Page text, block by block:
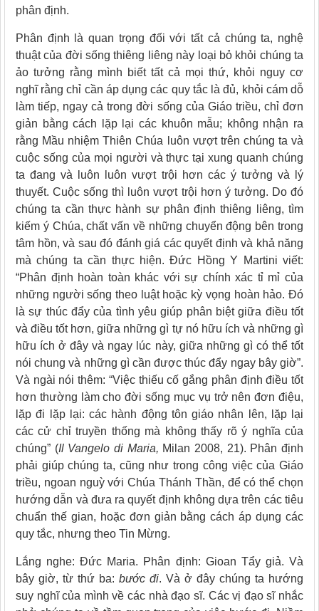
phân định.
Phân định là quan trọng đối với tất cả chúng ta, nghệ
thuật của đời sống thiêng liêng này loại bỏ khỏi chúng ta
ảo tưởng rằng mình biết tất cả mọi thứ, khỏi nguy cơ
nghĩ rằng chỉ cần áp dụng các quy tắc là đủ, khỏi cám dỗ
làm tiếp, ngay cả trong đời sống của Giáo triều, chỉ đơn
giản bằng cách lặp lại các khuôn mẫu; không nhận ra
rằng Mầu nhiệm Thiên Chúa luôn vượt trên chúng ta và
cuộc sống của mọi người và thực tại xung quanh chúng
ta đang và luôn luôn vượt trội hơn các ý tưởng và lý
thuyết. Cuộc sống thì luôn vượt trội hơn ý tưởng. Do đó
chúng ta cần thực hành sự phân định thiêng liêng, tìm
kiếm ý Chúa, chất vấn về những chuyển động bên trong
tâm hồn, và sau đó đánh giá các quyết định và khả năng
mà chúng ta cần thực hiện. Đức Hồng Y Martini viết:
“Phân định hoàn toàn khác với sự chính xác tỉ mỉ của
những người sống theo luật hoặc kỳ vọng hoàn hảo. Đó
là sự thúc đẩy của tình yêu giúp phân biệt giữa điều tốt
và điều tốt hơn, giữa những gì tự nó hữu ích và những gì
hữu ích ở đây và ngay lúc này, giữa những gì có thể tốt
nói chung và những gì cần được thúc đẩy ngay bây giờ”.
Và ngài nói thêm: “Việc thiếu cố gắng phân định điều tốt
hơn thường làm cho đời sống mục vụ trở nên đơn điệu,
lặp đi lặp lại: các hành động tôn giáo nhân lên, lặp lại
các cử chỉ truyền thống mà không thấy rõ ý nghĩa của
chúng” (Il Vangelo di Maria, Milan 2008, 21). Phân định
phải giúp chúng ta, cũng như trong công việc của Giáo
triều, ngoan nguỳ với Chúa Thánh Thần, để có thể chọn
hướng dẫn và đưa ra quyết định không dựa trên các tiêu
chuẩn thế gian, hoặc đơn giản bằng cách áp dụng các
quy tắc, nhưng theo Tin Mừng.
Lắng nghe: Đức Maria. Phân định: Gioan Tẩy giả. Và
bây giờ, từ thứ ba: bước đi. Và ở đây chúng ta hướng
suy nghĩ của mình về các nhà đạo sĩ. Các vị đạo sĩ nhắc